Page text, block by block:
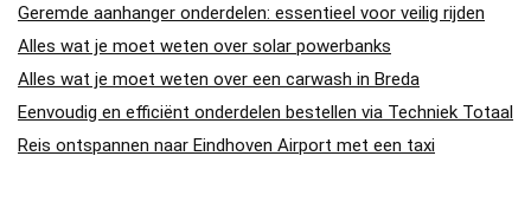
Geremde aanhanger onderdelen: essentieel voor veilig rijden
Alles wat je moet weten over solar powerbanks
Alles wat je moet weten over een carwash in Breda
Eenvoudig en efficiënt onderdelen bestellen via Techniek Totaal
Reis ontspannen naar Eindhoven Airport met een taxi